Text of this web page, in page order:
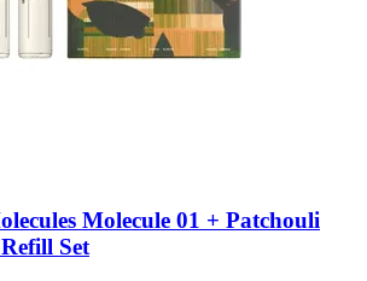
Molecule 01 + Patchouli
Set